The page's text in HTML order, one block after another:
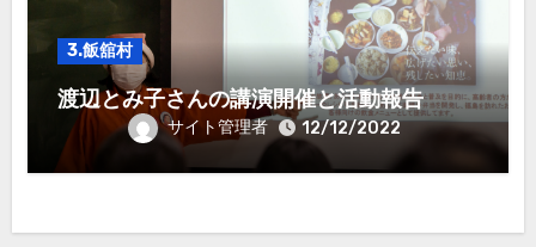
3.飯舘村
渡辺とみ子さんの講演開催と活動報告
サイト管理者 12/12/2022